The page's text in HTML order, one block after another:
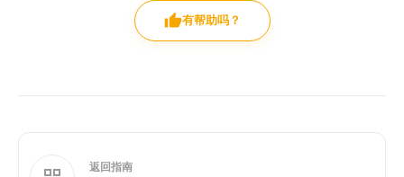
有帮助吗？
返回指南